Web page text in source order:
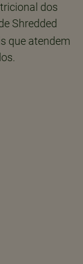
dos
Shredded
que atendem